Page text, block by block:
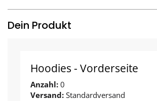
Dein Produkt
Hoodies - Vorderseite
Anzahl: 0
Versand: Standardversand